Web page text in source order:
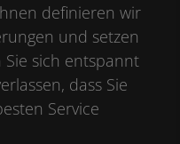
definieren wir
und setzen
Sie sich entspannt
dass Sie
Service